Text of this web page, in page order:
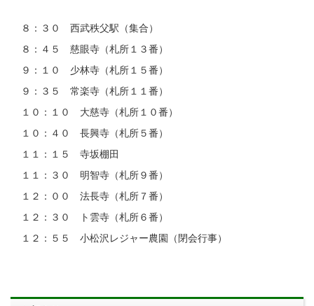
８：３０ 西武秩父駅（集合）
８：４５ 慈眼寺（札所１３番）
９：１０ 少林寺（札所１５番）
９：３５ 常楽寺（札所１１番）
１０：１０ 大慈寺（札所１０番）
１０：４０ 長興寺（札所５番）
１１：１５ 寺坂棚田
１１：３０ 明智寺（札所９番）
１２：００ 法長寺（札所７番）
１２：３０ ト雲寺（札所６番）
１２：５５ 小松沢レジャー農園（閉会行事）